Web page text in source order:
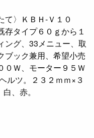
〉ＫＢＨ‐Ｖ１０
タイプ６０ｇから１
ング、33メニュー、取
ブック兼用、希望小売
０Ｗ、モーター９５Ｗ
ルツ。２３２ｍｍ×３
、赤。